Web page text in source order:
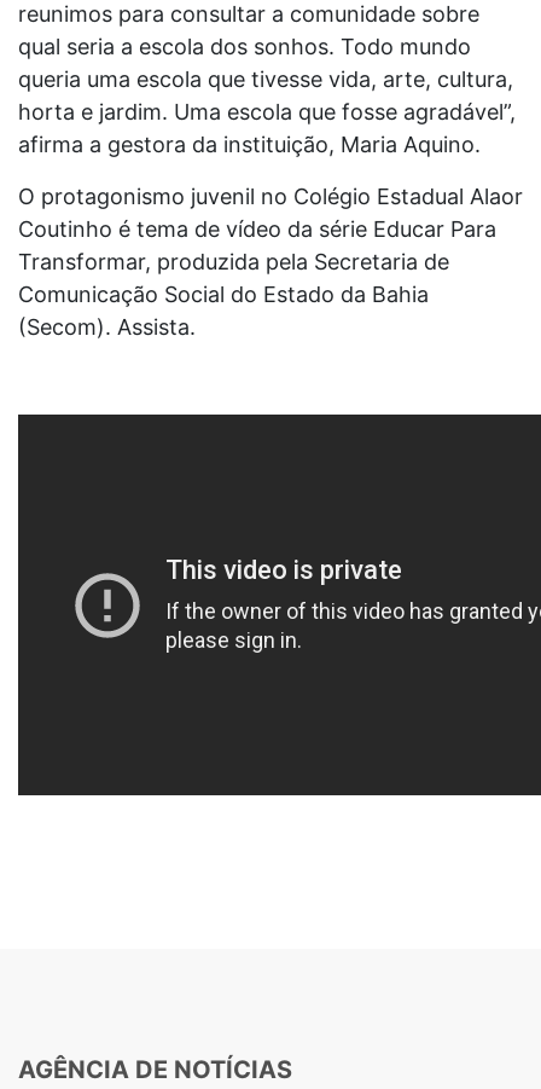
reunimos para consultar a comunidade sobre
qual seria a escola dos sonhos. Todo mundo
queria uma escola que tivesse vida, arte, cultura,
horta e jardim. Uma escola que fosse agradável”,
afirma a gestora da instituição, Maria Aquino.
O protagonismo juvenil no Colégio Estadual Alaor
Coutinho é tema de vídeo da série Educar Para
Transformar, produzida pela Secretaria de
Comunicação Social do Estado da Bahia
(Secom). Assista.
AGÊNCIA DE NOTÍCIAS